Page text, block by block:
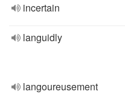
incertain
languidly
langoureusement